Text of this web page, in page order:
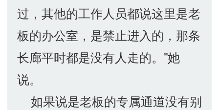
过，其他的工作人员都说这里是老
板的办公室，是禁止进入的，那条
长廊平时都是没有人走的。”她
说。
如果说是老板的专属通道没有别